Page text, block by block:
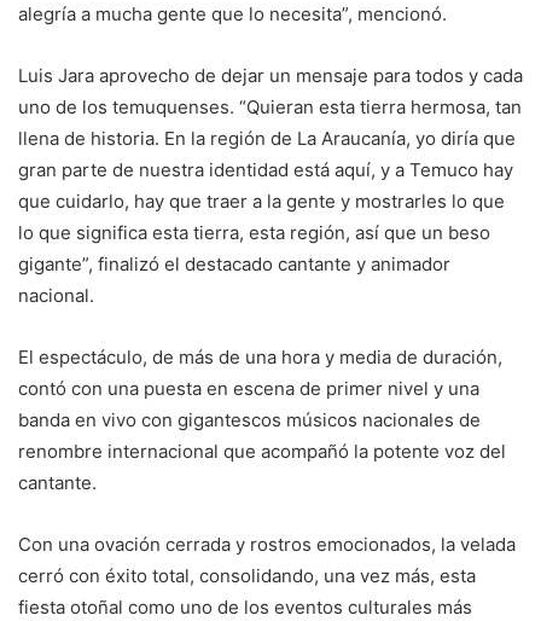
alegría a mucha gente que lo necesita”, mencionó.
Luis Jara aprovecho de dejar un mensaje para todos y cada
uno de los temuquenses. “Quieran esta tierra hermosa, tan
llena de historia. En la región de La Araucanía, yo diría que
gran parte de nuestra identidad está aquí, y a Temuco hay
que cuidarlo, hay que traer a la gente y mostrarles lo que
lo que significa esta tierra, esta región, así que un beso
gigante”, finalizó el destacado cantante y animador
nacional.
El espectáculo, de más de una hora y media de duración,
contó con una puesta en escena de primer nivel y una
banda en vivo con gigantescos músicos nacionales de
renombre internacional que acompañó la potente voz del
cantante.
Con una ovación cerrada y rostros emocionados, la velada
cerró con éxito total, consolidando, una vez más, esta
fiesta otoñal como uno de los eventos culturales más